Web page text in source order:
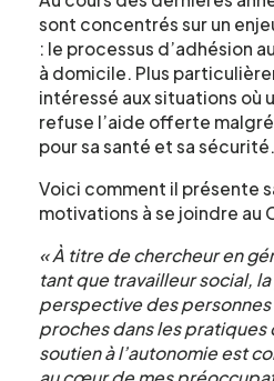
sont concentrés sur un
: le processus d’adhésion
à domicile. Plus
intéressé aux situations où
refuse l’aide offerte
pour sa santé et sa sécurité.
Voici comment il présente
motivations à se joindre au
« À titre de chercheur en
tant que travailleur social,
perspective des personnes
proches dans les pratiques
soutien à l’autonomie est
d'intérêt